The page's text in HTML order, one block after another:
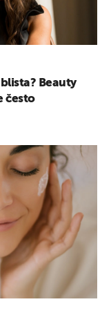
Beauty
često